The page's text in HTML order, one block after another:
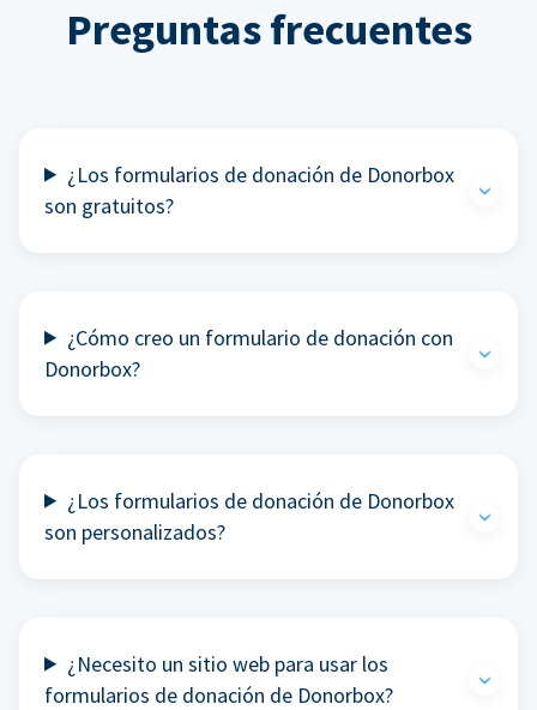
Preguntas frecuentes
¿Los formularios de donación de Donorbox
son gratuitos?
¿Cómo creo un formulario de donación con
Donorbox?
¿Los formularios de donación de Donorbox
son personalizados?
¿Necesito un sitio web para usar los
formularios de donación de Donorbox?